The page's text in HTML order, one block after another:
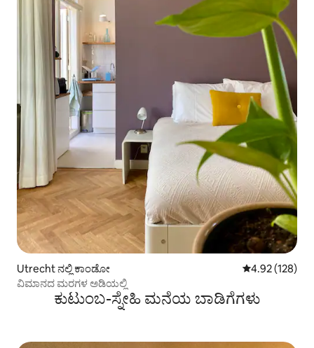
Utrecht ನಲ್ಲಿ ಕಾಂಡೋ 5 ರಲ್ಲಿ 4.92
4.92 (128)
ವಿಮಾನದ ಮರಗಳ ಅಡಿಯಲ್ಲಿ
ಕುಟುಂಬ-ಸ್ನೇಹಿ ಮನೆಯ ಬಾಡಿಗೆಗಳು